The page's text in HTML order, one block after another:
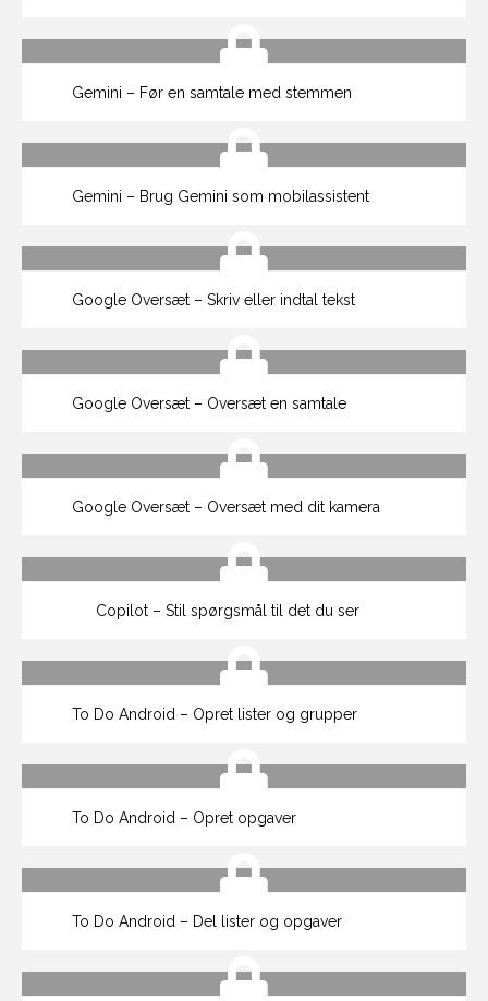
Gemini – Før en samtale med stemmen
Gemini – Brug Gemini som mobilassistent
Google Oversæt – Skriv eller indtal tekst
Google Oversæt – Oversæt en samtale
Google Oversæt – Oversæt med dit kamera
Copilot – Stil spørgsmål til det du ser
To Do Android – Opret lister og grupper
To Do Android – Opret opgaver
To Do Android – Del lister og opgaver